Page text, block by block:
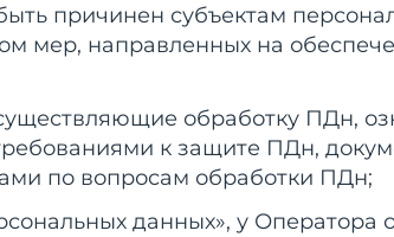
причинен субъектам
мер, направленных на
обработку ПДн,
к защите ПДн,
по вопросам обработки ПДн;
данных», у